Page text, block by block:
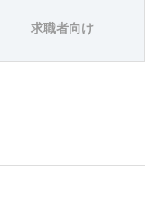
求職者向け